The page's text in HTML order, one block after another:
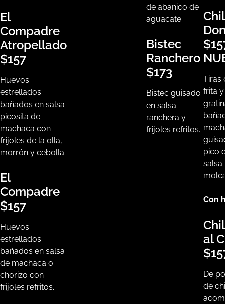
El
Compadre
Atropellado
$157
Huevos
estrellados
bañados en salsa
picosita de
machaca con
frijoles de la olla,
morrón y cebolla.
El
Compadre
$157
Huevos
estrellados
bañados en salsa
de machaca o
chorizo con
frijoles refritos.
de abanico de
aguacate.
Bistec
Ranchero
$173
Bistec guisado
en salsa
ranchera y
frijoles refritos.
Tiras
frita
pico
salsa
Con
al
De
de